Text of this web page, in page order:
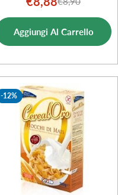
Prezzo
di
vendita
Prezzo
normale
Aggiungi Al Carrello
-12%